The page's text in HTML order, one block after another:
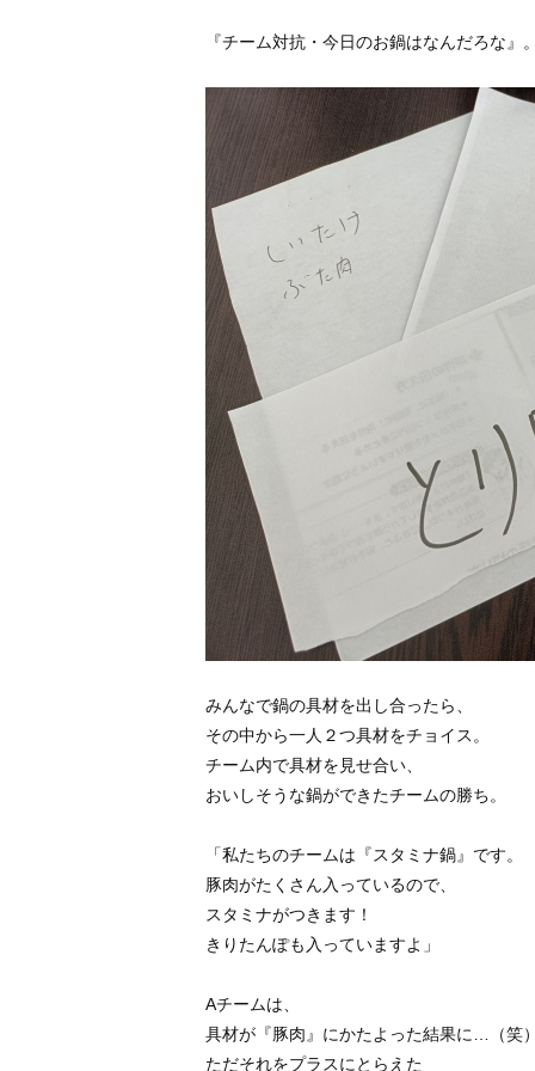
『チーム対抗・今日のお鍋はなんだろな』
みんなで鍋の具材を出し合ったら、
その中から一人２つ具材をチョイス。
チーム内で具材を見せ合い、
おいしそうな鍋ができたチームの勝ち。
「私たちのチームは『スタミナ鍋』です。
豚肉がたくさん入っているので、
スタミナがつきます！
きりたんぽも入っていますよ」
Aチームは、
具材が『豚肉』にかたよった結果に…（笑
ただそれをプラスにとらえた